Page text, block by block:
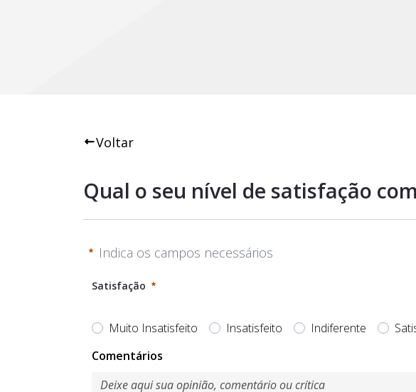
Voltar
Qual o seu nível de satisfação
Indica os campos necessários
Satisfação
Muito Insatisfeito Insatisfeito Indiferente
Obrigatório
Comentários